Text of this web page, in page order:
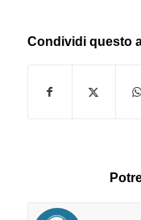
Condividi questo